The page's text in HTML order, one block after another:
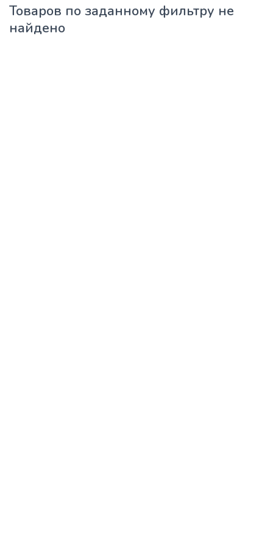
Товаров по заданному фильтру не
найдено